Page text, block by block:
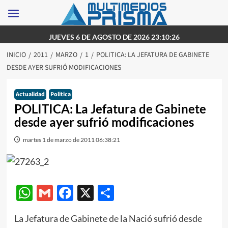
al
contenido
JUEVES 6 DE AGOSTO DE 2026 23:10:26
INICIO 2011 MARZO 1
POLITICA: LA JEFATURA DE GABINETE
DESDE AYER SUFRIÓ MODIFICACIONES
Actualidad Politica
POLITICA: La Jefatura de Gabinete
desde ayer sufrió modificaciones
martes 1 de marzo de 2011 06:38:21
WhatsApp
GmailFacebook
X Compartir
La Jefatura de Gabinete de la Nació sufrió desde